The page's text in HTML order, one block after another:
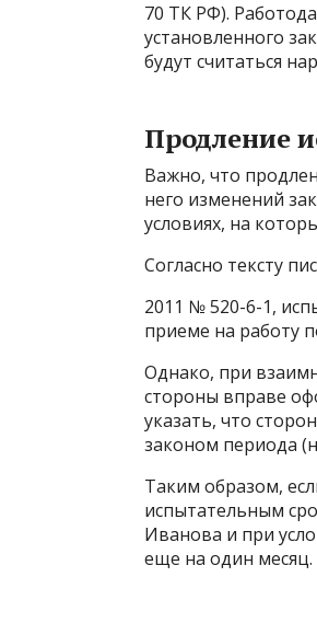
70 ТК РФ).
установленного
будут считаться
Продление
Важно, что
него изменений
условиях, на
Согласно тексту
2011 № 520-6-1,
приеме на работу
Однако, при
стороны вправе
указать, что
законом периода
Таким образом,
испытательным
Иванова и при
еще на один месяц.